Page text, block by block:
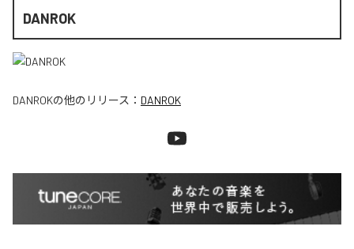
DANROK
DANROKの他のリリース： DANROK